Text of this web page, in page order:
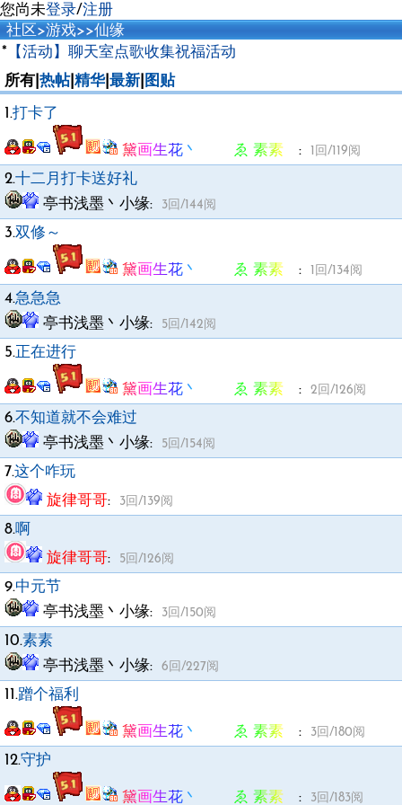
您尚未登录/注册
社区 >游戏>>仙缘
* 【活动】聊天室点歌收集祝福活动
所有| 热帖| 精华| 最新 图贴
1.打卡了
黛画生花丶 ゑ 素素ゞ : 1回/119阅
2.十二月打卡送好礼
亭书浅墨丶小缘: 3回/144阅
3.双修～
黛画生花丶 ゑ 素素ゞ : 1回/134阅
4.急急急
亭书浅墨丶小缘: 5回/142阅
5.正在进行
黛画生花丶 ゑ 素素ゞ : 2回/126阅
6.不知道就不会难过
亭书浅墨丶小缘: 5回/154阅
7.这个咋玩
旋律哥哥: 3回/139阅
8.啊
旋律哥哥: 5回/126阅
9.中元节
亭书浅墨丶小缘: 3回/150阅
10.素素
亭书浅墨丶小缘: 6回/227阅
11.蹭个福利
黛画生花丶 ゑ 素素ゞ : 3回/180阅
12.守护
黛画生花丶 ゑ 素素ゞ : 3回/183阅